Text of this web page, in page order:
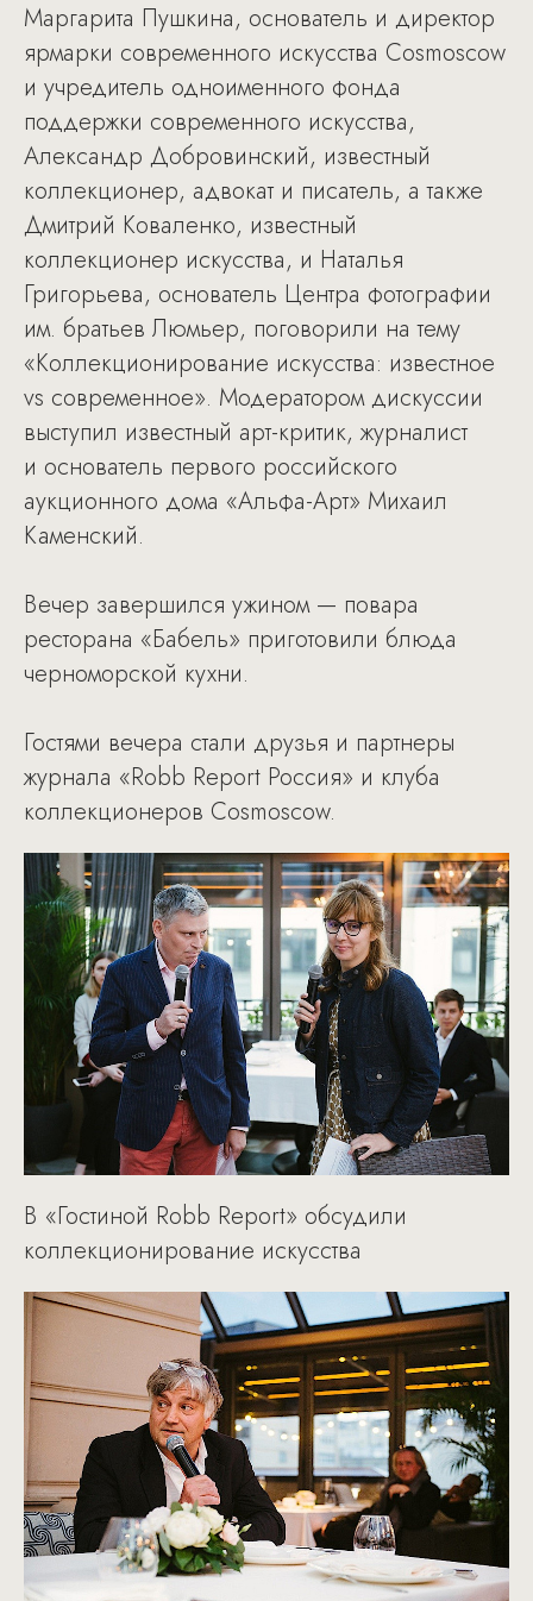
Маргарита Пушкина, основатель и директор
ярмарки современного искусства Cosmoscow
и учредитель одноименного фонда
поддержки современного искусства,
Александр Добровинский, известный
коллекционер, адвокат и писатель, а также
Дмитрий Коваленко, известный
коллекционер искусства, и Наталья
Григорьева, основатель Центра фотографии
им. братьев Люмьер, поговорили на тему
«Коллекционирование искусства: известное
vs современное». Модератором дискуссии
выступил известный арт-критик, журналист
и основатель первого российского
аукционного дома «Альфа-Арт» Михаил
Каменский.
Вечер завершился ужином — повара
ресторана «Бабель» приготовили блюда
черноморской кухни.
Гостями вечера стали друзья и партнеры
журнала «Robb Report Россия» и клуба
коллекционеров Cosmoscow.
В «Гостиной Robb Report» обсудили
коллекционирование искусства